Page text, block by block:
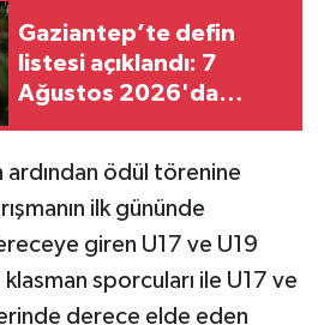
Gaziantep’te defin
listesi açıklandı: 7
Ağustos 2026'da
ardından ödül törenine
ilk gününde
giren U17 ve U19
sporcuları ile U17 ve
derece elde eden